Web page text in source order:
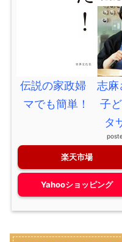
伝説の家政婦 志麻
マでも簡単！ 子
タ
楽天市場
Yahooショッピング